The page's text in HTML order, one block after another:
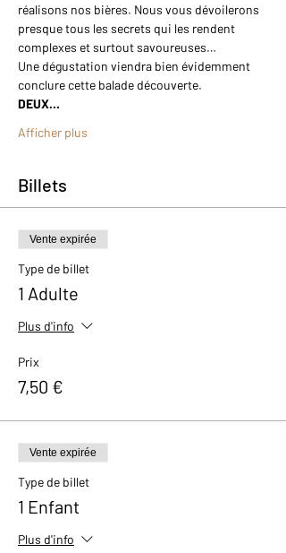
réalisons nos bières. Nous vous dévoilerons
presque tous les secrets qui les rendent
complexes et surtout savoureuses…
Une dégustation viendra bien évidemment
conclure cette balade découverte.
DEUX…
Afficher plus
Billets
Vente expirée
Type de billet
1 Adulte
Plus d'info
Prix
7,50 €
Vente expirée
Type de billet
1 Enfant
Plus d'info